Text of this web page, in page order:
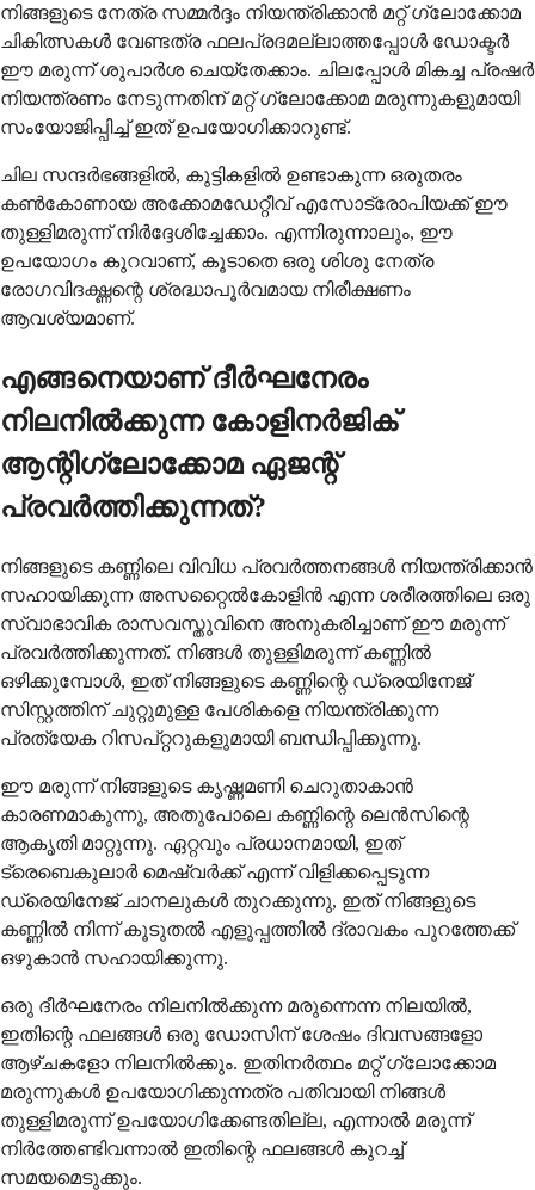
നിങ്ങളുടെ നേത്ര സമ്മർദ്ദം നിയന്ത്രിക്കാൻ മറ്റ് ഗ്ലോക്കോമ
ചികിത്സകൾ വേണ്ടത്ര ഫലപ്രദമല്ലാത്തപ്പോൾ ഡോക്ടർ
ഈ മരുന്ന് ശുപാർശ ചെയ്തേക്കാം. ചിലപ്പോൾ മികച്ച പ്രഷർ
നിയന്ത്രണം നേടുന്നതിന് മറ്റ് ഗ്ലോക്കോമ മരുന്നുകളുമായി
സംയോജിപ്പിച്ച് ഇത് ഉപയോഗിക്കാറുണ്ട്.
ചില സന്ദർഭങ്ങളിൽ, കുട്ടികളിൽ ഉണ്ടാകുന്ന ഒരുതരം
കൺകോണായ അക്കോമഡേറ്റീവ് എസോട്രോപിയക്ക് ഈ
തുള്ളിമരുന്ന് നിർദ്ദേശിച്ചേക്കാം. എന്നിരുന്നാലും, ഈ
ഉപയോഗം കുറവാണ്, കൂടാതെ ഒരു ശിശു നേത്ര
രോഗവിദഗ്ദ്ധന്റെ ശ്രദ്ധാപൂർവമായ നിരീക്ഷണം
ആവശ്യമാണ്.
എങ്ങനെയാണ് ദീർഘനേരം
നിലനിൽക്കുന്ന കോളിനർജിക്
ആന്റിഗ്ലോക്കോമ ഏജന്റ്
പ്രവർത്തിക്കുന്നത്?
നിങ്ങളുടെ കണ്ണിലെ വിവിധ പ്രവർത്തനങ്ങൾ നിയന്ത്രിക്കാൻ
സഹായിക്കുന്ന അസറ്റൈൽകോളിൻ എന്ന ശരീരത്തിലെ ഒരു
സ്വാഭാവിക രാസവസ്തുവിനെ അനുകരിച്ചാണ് ഈ മരുന്ന്
പ്രവർത്തിക്കുന്നത്. നിങ്ങൾ തുള്ളിമരുന്ന് കണ്ണിൽ
ഒഴിക്കുമ്പോൾ, ഇത് നിങ്ങളുടെ കണ്ണിന്റെ ഡ്രെയിനേജ്
സിസ്റ്റത്തിന് ചുറ്റുമുള്ള പേശികളെ നിയന്ത്രിക്കുന്ന
പ്രത്യേക റിസപ്റ്ററുകളുമായി ബന്ധിപ്പിക്കുന്നു.
ഈ മരുന്ന് നിങ്ങളുടെ കൃഷ്ണമണി ചെറുതാകാൻ
കാരണമാകുന്നു, അതുപോലെ കണ്ണിന്റെ ലെൻസിന്റെ
ആകൃതി മാറ്റുന്നു. ഏറ്റവും പ്രധാനമായി, ഇത്
ട്രെബെകുലാർ മെഷ്വർക്ക് എന്ന് വിളിക്കപ്പെടുന്ന
ഡ്രെയിനേജ് ചാനലുകൾ തുറക്കുന്നു, ഇത് നിങ്ങളുടെ
കണ്ണിൽ നിന്ന് കൂടുതൽ എളുപ്പത്തിൽ ദ്രാവകം പുറത്തേക്ക്
ഒഴുകാൻ സഹായിക്കുന്നു.
ഒരു ദീർഘനേരം നിലനിൽക്കുന്ന മരുന്നെന്ന നിലയിൽ,
ഇതിന്റെ ഫലങ്ങൾ ഒരു ഡോസിന് ശേഷം ദിവസങ്ങളോ
ആഴ്ചകളോ നിലനിൽക്കും. ഇതിനർത്ഥം മറ്റ് ഗ്ലോക്കോമ
മരുന്നുകൾ ഉപയോഗിക്കുന്നത്ര പതിവായി നിങ്ങൾ
തുള്ളിമരുന്ന് ഉപയോഗിക്കേണ്ടതില്ല, എന്നാൽ മരുന്ന്
നിർത്തേണ്ടിവന്നാൽ ഇതിന്റെ ഫലങ്ങൾ കുറച്ച്
സമയമെടുക്കും.